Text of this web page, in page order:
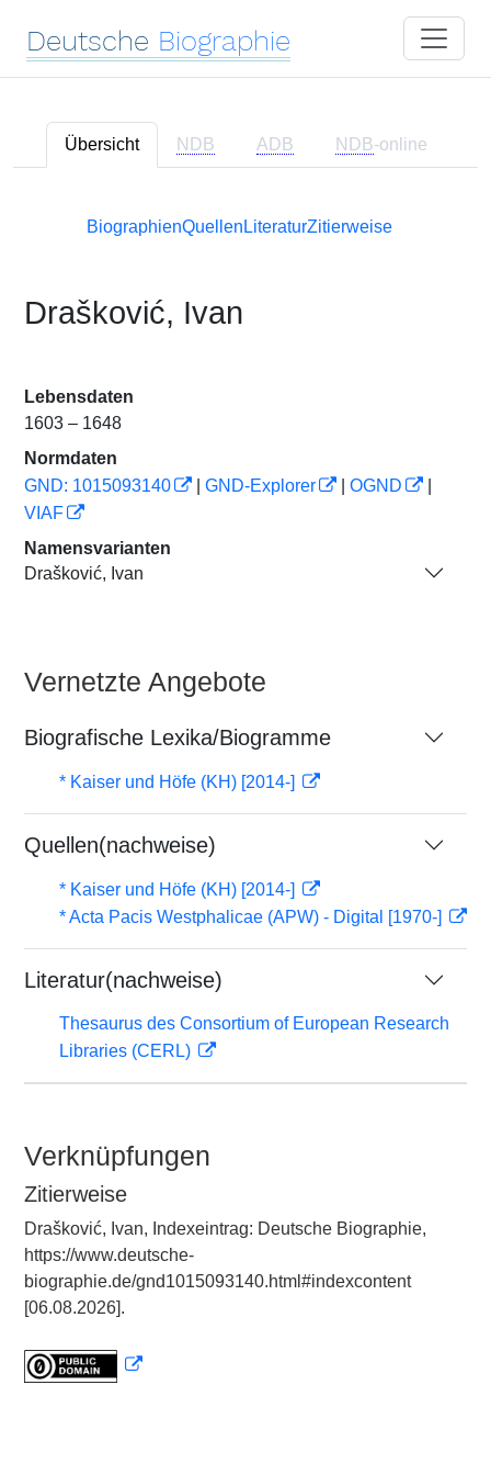
Deutsche Biographie
Übersicht NDB ADB NDB-online
BiographienQuellen LiteraturZitierweise
Drašković, Ivan
Lebensdaten
1603 – 1648
Normdaten
GND: 1015093140
GND-Explorer OGND
VIAF
Namensvarianten
Drašković, Ivan
Vernetzte Angebote
Biografische Lexika/Biogramme
* Kaiser und Höfe (KH) [2014-]
Quellen(nachweise)
* Kaiser und Höfe (KH) [2014-]
* Acta Pacis Westphalicae (APW) - Digital [1970-]
Literatur(nachweise)
Thesaurus des Consortium of European Research
Libraries (CERL)
Verknüpfungen
Zitierweise
Drašković, Ivan, Indexeintrag: Deutsche Biographie,
https://www.deutsche-
biographie.de/gnd1015093140.html#indexcontent
[06.08.2026].